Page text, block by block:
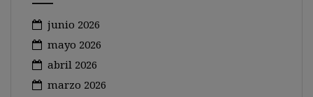
junio 2026
mayo 2026
abril 2026
marzo 2026